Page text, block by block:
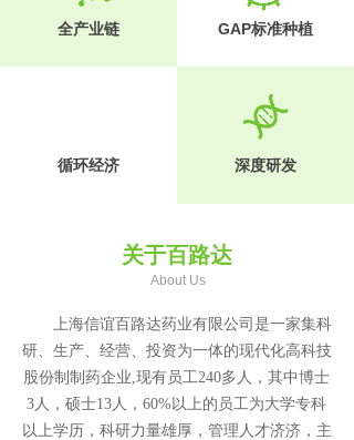
全产业链 GAP标准种植
深度研发
循环经济
关于百路达
About Us
上海信谊百路达药业有限公司是一家集科
研、生产、经营、投资为一体的现代化高科技
股份制制药企业,现有员工240多人，其中博士
3人，硕士13人，60%以上的员工为大学专科
以上学历，科研力量雄厚，管理人才济济，主